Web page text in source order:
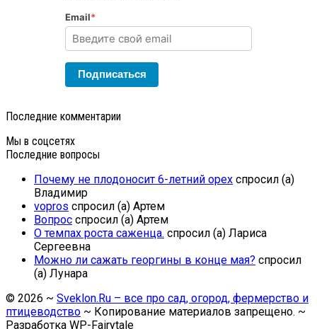
Email*
Подписаться
Последние комментарии
Мы в соцсетях
Последние вопросы
Почему не плодоносит 6-летний орех спросил (а)
Владимир
vopros спросил (а) Артем
Вопрос спросил (а) Артем
О темпах роста саженца. спросил (а) Лариса
Сергеевна
Можно ли сажать георгины в конце мая? спросил
(а) Лунара
© 2026 ~ Sveklon.Ru – все про сад, огород, фермерство и
птицеводство ~ Копирование материалов запрещено. ~
Разработка WP-Fairytale